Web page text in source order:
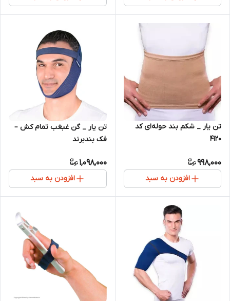
تن یار _ شکم بند حوله‌ای کد
4120
998,000
افزودن به سبد
تن یار _ گن غبغب تمام کش –
فک بندبرند
1,098,000
افزودن به سبد